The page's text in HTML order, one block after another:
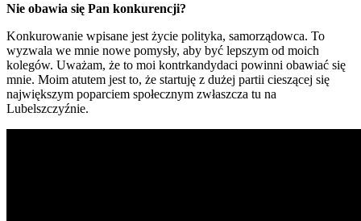
Nie obawia się Pan konkurencji?
Konkurowanie wpisane jest życie polityka, samorządowca. To
wyzwala we mnie nowe pomysły, aby być lepszym od moich
kolegów. Uważam, że to moi kontrkandydaci powinni obawiać się
mnie. Moim atutem jest to, że startuję z dużej partii cieszącej się
największym poparciem społecznym zwłaszcza tu na
Lubelszczyźnie.